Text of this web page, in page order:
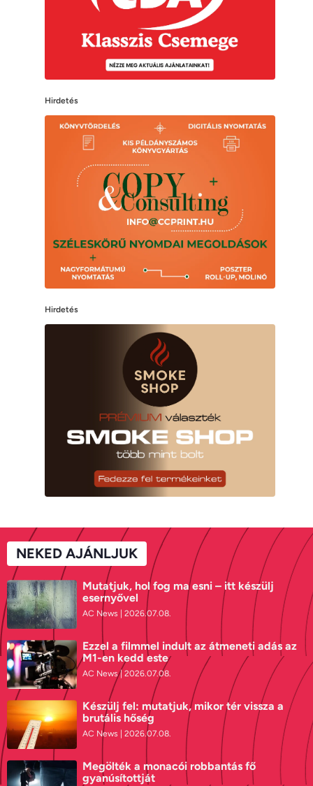
Hirdetés
Hirdetés
NEKED AJÁNLJUK
Mutatjuk, hol fog ma esni – itt készülj
esernyővel
AC News 2026.07.08.
Ezzel a filmmel indult az átmeneti adás az
M1-en kedd este
AC News 2026.07.08.
Készülj fel: mutatjuk, mikor tér vissza a
brutális hőség
AC News 2026.07.08.
Megölték a monacói robbantás fő
gyanúsítottját